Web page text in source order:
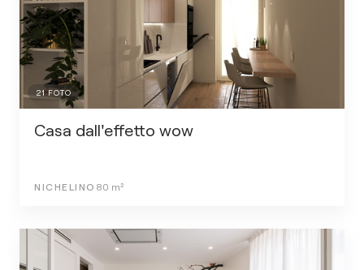
21FOTO
Casa dall'effetto wow
NICHELINO 80 m²